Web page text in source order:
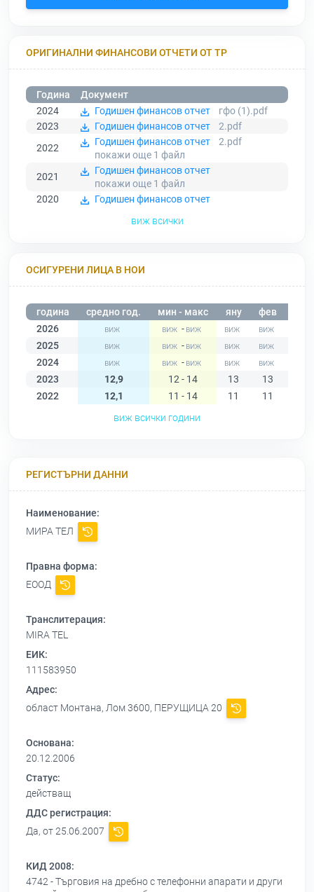
ОРИГИНАЛНИ ФИНАНСОВИ ОТЧЕТИ ОТ ТР
Година
Документ
2024
Годишен финансов отчет
гфо (1).pdf
2023
Годишен финансов отчет
2.pdf
2022
Годишен финансов отчет
2.pdf
покажи още 1 файл
2021
Годишен финансов отчет
покажи още 1 файл
2020
Годишен финансов отчет
виж всички
ОСИГУРЕНИ ЛИЦА В НОИ
година средно год. мин - макс яну фев
2026
-
2025
-
2024
-
2023
12,9 12 - 14 13 13
2022
12,1 11 - 14 11 11
виж всички години
РЕГИСТЪРНИ ДАННИ
Наименование:
МИРА ТЕЛ
Правна форма:
ЕООД
Транслитерация:
MIRA TEL
ЕИК:
111583950
Адрес:
област Монтана, Лом 3600, ПЕРУЩИЦА 20
Основана:
20.12.2006
Статус:
действащ
ДДС регистрация:
Да, от 25.06.2007
КИД 2008:
4742 - Търговия на дребно с телефонни апарати и други